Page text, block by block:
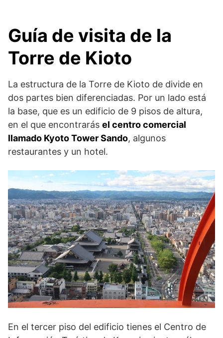
Guía de visita de la
Torre de Kioto
La estructura de la Torre de Kioto de divide en
dos partes bien diferenciadas. Por un lado está
la base, que es un edificio de 9 pisos de altura,
en el que encontrarás el centro comercial
llamado Kyoto Tower Sando, algunos
restaurantes y un hotel.
En el tercer piso del edificio tienes el Centro de